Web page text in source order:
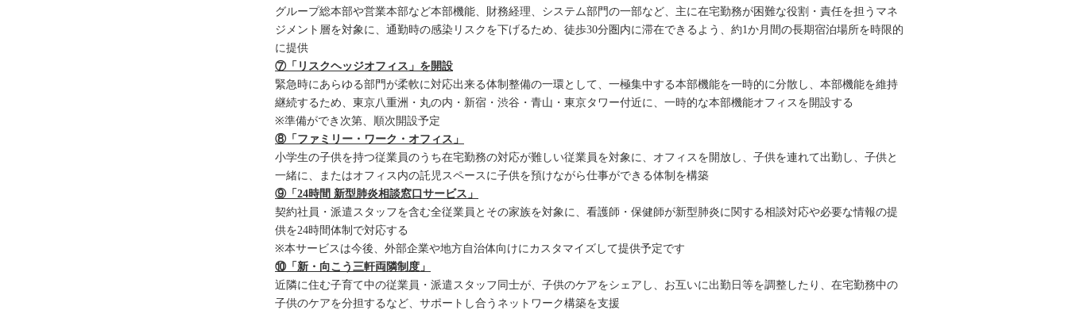
グループ総本部や営業本部など本部機能、財務経理、システム部門の一部など、主に在宅勤務が困難な役割・責任を担うマネ
ジメント層を対象に、通勤時の感染リスクを下げるため、徒歩30分圏内に滞在できるよう、約1か月間の長期宿泊場所を時限的
に提供
⑦「リスクヘッジオフィス」を開設
緊急時にあらゆる部門が柔軟に対応出来る体制整備の一環として、一極集中する本部機能を一時的に分散し、本部機能を維持
継続するため、東京八重洲・丸の内・新宿・渋谷・青山・東京タワー付近に、一時的な本部機能オフィスを開設する
※準備ができ次第、順次開設予定
⑧「ファミリー・ワーク・オフィス」
小学生の子供を持つ従業員のうち在宅勤務の対応が難しい従業員を対象に、オフィスを開放し、子供を連れて出勤し、子供と
一緒に、またはオフィス内の託児スペースに子供を預けながら仕事ができる体制を構築
⑨「24時間 新型肺炎相談窓口サービス」
契約社員・派遣スタッフを含む全従業員とその家族を対象に、看護師・保健師が新型肺炎に関する相談対応や必要な情報の提
供を24時間体制で対応する
※本サービスは今後、外部企業や地方自治体向けにカスタマイズして提供予定です
⑩「新・向こう三軒両隣制度」
近隣に住む子育て中の従業員・派遣スタッフ同士が、子供のケアをシェアし、お互いに出勤日等を調整したり、在宅勤務中の
子供のケアを分担するなど、サポートし合うネットワーク構築を支援